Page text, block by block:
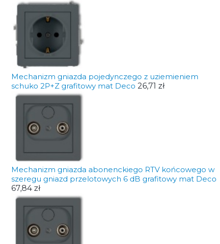
Mechanizm gniazda pojedynczego z uziemieniem
schuko 2P+Z grafitowy mat Deco 26,71 zł
Mechanizm gniazda abonenckiego RTV końcowego w
szeregu gniazd przelotowych 6 dB grafitowy mat Deco
67,84 zł